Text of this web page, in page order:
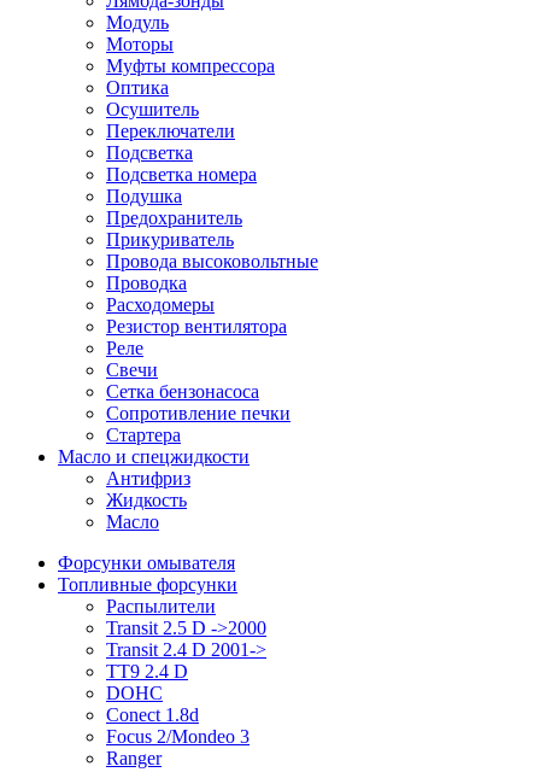
Модуль
Моторы
Муфты компрессора
Оптика
Осушитель
Переключатели
Подсветка
Подсветка номера
Подушка
Предохранитель
Прикуриватель
Провода высоковольтные
Проводка
Расходомеры
Резистор вентилятора
Реле
Свечи
Сетка бензонасоса
Сопротивление печки
Стартера
Масло и спецжидкости
Антифриз
Жидкость
Масло
Форсунки омывателя
Топливные форсунки
Распылители
Transit 2.5 D ->2000
Transit 2.4 D 2001->
TT9 2.4 D
DOHC
Conect 1.8d
Focus 2/Mondeo 3
Ranger